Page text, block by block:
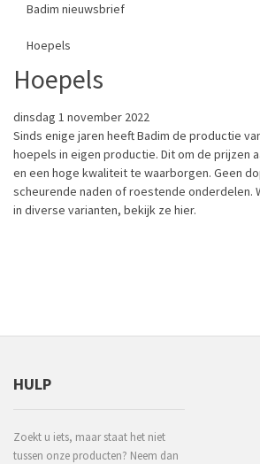
Badim nieuwsbrief
Hoepels
Hoepels
dinsdag 1 november 2022
Sinds enige jaren heeft Badim de productie
hoepels in eigen productie. Dit om de prijzen
en een hoge kwaliteit te waarborgen. Geen
scheurende naden of roestende onderdelen.
in diverse varianten, bekijk ze hier.
HULP
Zoekt u iets, maar staat het niet
tussen onze producten? Neem dan